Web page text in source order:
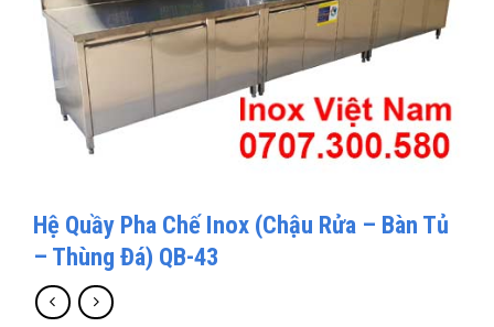
Hệ Quầy Pha Chế Inox (Chậu Rửa – Bàn Tủ
– Thùng Đá) QB-43